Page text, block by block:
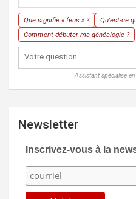
Que signifie « feus » ?
Qu'est-ce
Comment débuter ma généalogie ?
Assistant spécialisé
Newsletter
Inscrivez-vous à la